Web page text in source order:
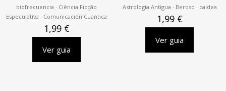
biofrecuencia · Ciência Ficção
Especulativa · Comunicación Cuántica
1,99 €
Ver guia
Astrología Antigua · Beroso · caldea
1,99 €
Ver guia